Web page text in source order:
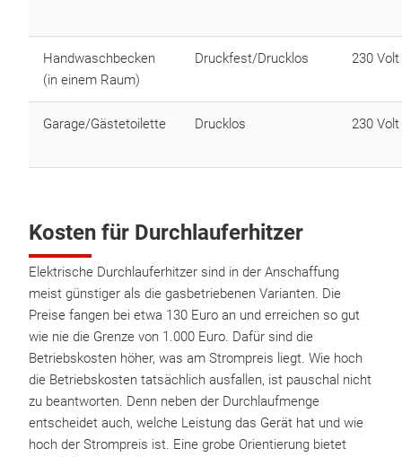
Handwaschbecken
(in einem Raum)
Druckfest/Drucklos 230 Volt
Garage/Gästetoilette Drucklos 230 Volt
Kosten für Durchlauferhitzer
Elektrische Durchlauferhitzer sind in der Anschaffung
meist günstiger als die gasbetriebenen Varianten. Die
Preise fangen bei etwa 130 Euro an und erreichen so gut
wie nie die Grenze von 1.000 Euro. Dafür sind die
Betriebskosten höher, was am Strompreis liegt. Wie hoch
die Betriebskosten tatsächlich ausfallen, ist pauschal nicht
zu beantworten. Denn neben der Durchlaufmenge
entscheidet auch, welche Leistung das Gerät hat und wie
hoch der Strompreis ist. Eine grobe Orientierung bietet